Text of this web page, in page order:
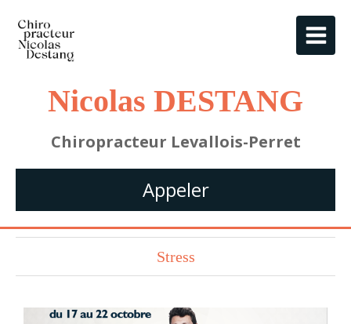
Nicolas DESTANG
Chiropracteur Levallois-Perret
Appeler
Stress